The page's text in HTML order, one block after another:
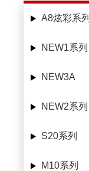
A8炫彩系列
NEW1系列
NEW3A
NEW2系列
S20系列
M10系列